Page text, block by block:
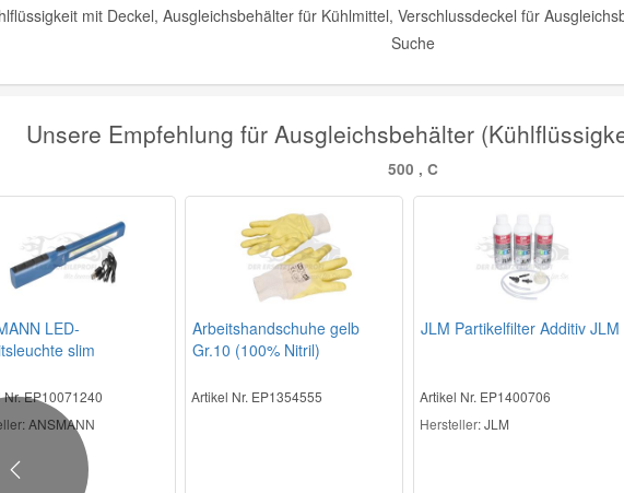
mit Deckel, Ausgleichsbehälter für Kühlmittel, Verschlussdeckel für
Suche
Unsere Empfehlung für Ausgleichsbehälter
500 , C
LED-
slim
Nr. EP10071240
: ANSMANN
Arbeitshandschuhe gelb
Gr.10 (100% Nitril)
Artikel Nr. EP1354555
JLM Partikelfilter Additiv JLM
Artikel Nr. EP1400706
Hersteller: JLM
Previous